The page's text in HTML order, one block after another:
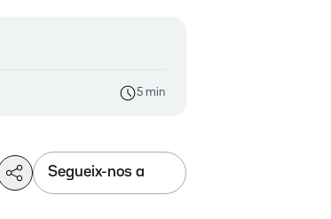
5 min
Segueix-nos a